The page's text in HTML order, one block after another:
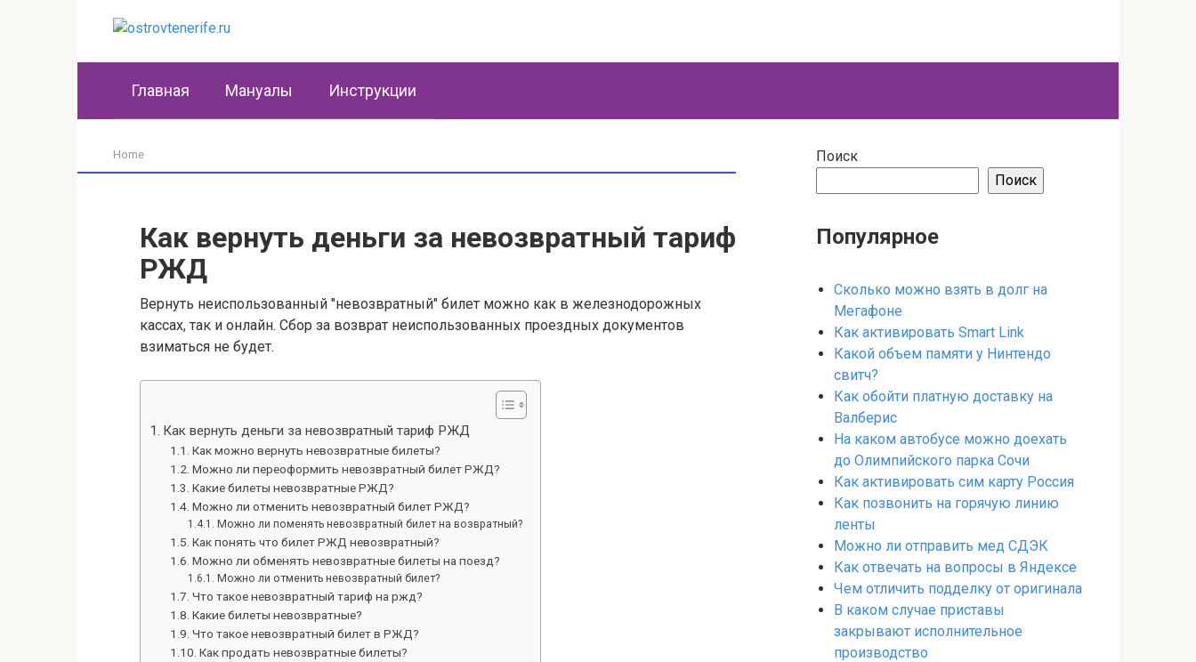
Главная Мануалы Инструкции
Home
Как вернуть деньги за невозвратный тариф
РЖД
Вернуть неиспользованный "невозвратный" билет можно как в железнодорожных
кассах, так и онлайн. Сбор за возврат неиспользованных проездных документов
взиматься не будет.
Как вернуть деньги за невозвратный тариф РЖД
Как можно вернуть невозвратные билеты?
Можно ли переоформить невозвратный билет РЖД?
Какие билеты невозвратные РЖД?
Можно ли отменить невозвратный билет РЖД?
Можно ли поменять невозвратный билет на возвратный?
Как понять что билет РЖД невозвратный?
Можно ли обменять невозвратные билеты на поезд?
Можно ли отменить невозвратный билет?
Что такое невозвратный тариф на ржд?
Какие билеты невозвратные?
Что такое невозвратный билет в РЖД?
Как продать невозвратные билеты?
Поиск
Поиск
Популярное
Сколько можно взять в долг на
Мегафоне
Как активировать Smart Link
Какой объем памяти у Нинтендо
свитч?
Как обойти платную доставку на
Валберис
На каком автобусе можно доехать
до Олимпийского парка Сочи
Как активировать сим карту Россия
Как позвонить на горячую линию
ленты
Можно ли отправить мед СДЭК
Как отвечать на вопросы в Яндексе
Чем отличить подделку от оригинала
В каком случае приставы
закрывают исполнительное
производство